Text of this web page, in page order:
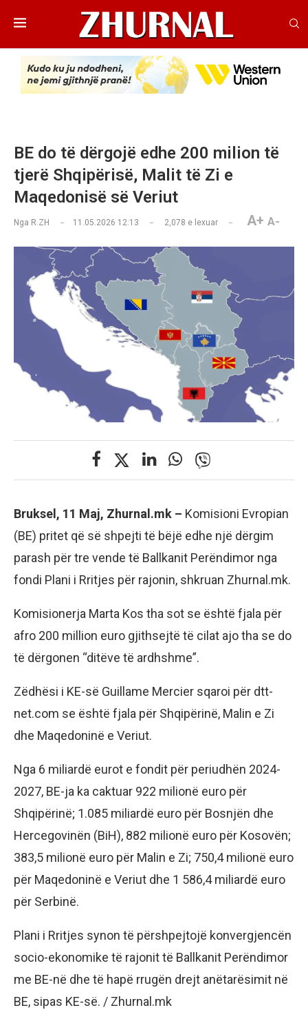
BE do të dërgojë edhe 200 milion të
tjerë Shqipërisë, Malit të Zi e
Maqedonisë së Veriut
Nga R.ZH 11.05.2026 12:13 2,078 e lexuar A+ A-
Bruksel, 11 Maj, Zhurnal.mk – Komisioni Evropian
(BE) pritet që së shpejti të bëjë edhe një dërgim
parash për tre vende të Ballkanit Perëndimor nga
fondi Plani i Rritjes për rajonin, shkruan Zhurnal.mk.
Komisionerja Marta Kos tha sot se është fjala për
afro 200 million euro gjithsejtë të cilat ajo tha se do
të dërgonen “ditëve të ardhshme”.
Zëdhësi i KE-së Guillame Mercier sqaroi për dtt-
net.com se është fjala për Shqipërinë, Malin e Zi
dhe Maqedoninë e Veriut.
Nga 6 miliardë eurot e fondit për periudhën 2024-
2027, BE-ja ka caktuar 922 milionë euro për
Shqipërinë; 1.085 miliardë euro për Bosnjën dhe
Hercegovinën (BiH), 882 milionë euro për Kosovën;
383,5 milionë euro për Malin e Zi; 750,4 milionë euro
për Maqedoninë e Veriut dhe 1 586,4 miliardë euro
për Serbinë.
Plani i Rritjes synon të përshpejtojë konvergjencën
socio-ekonomike të rajonit të Ballkanit Perëndimor
me BE-në dhe të hapë rrugën drejt anëtarësimit në
BE, sipas KE-së. / Zhurnal.mk